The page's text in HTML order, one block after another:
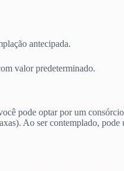
antecipada.
valor predeterminado.
pode optar por um
Ao ser contemplado, pode